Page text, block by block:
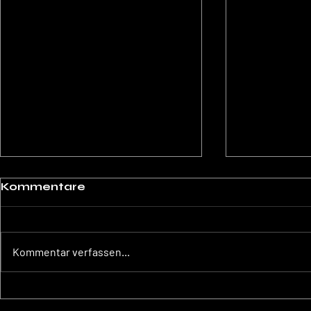
Kommentare
Kommentar verfassen...